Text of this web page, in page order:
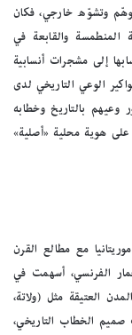
وتشوّه خارجي، فكان
والقابعة في
إلى مشجرات أنسابية
الوعي التاريخي لدى
بالتاريخ وخطابه
هوية محلية «أصلية»
مع مطالع القرن
الفرنسي، أسهمت في
العتيقة مثل (ولاتة،
الخطاب التاريخي،